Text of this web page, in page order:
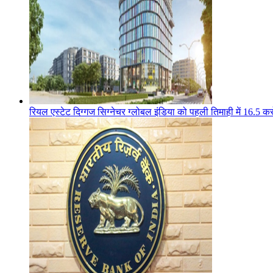
रियल एस्टेट दिग्गज सिग्नेचर ग्लोबल इंडिया को पहली तिमाही में 16.5